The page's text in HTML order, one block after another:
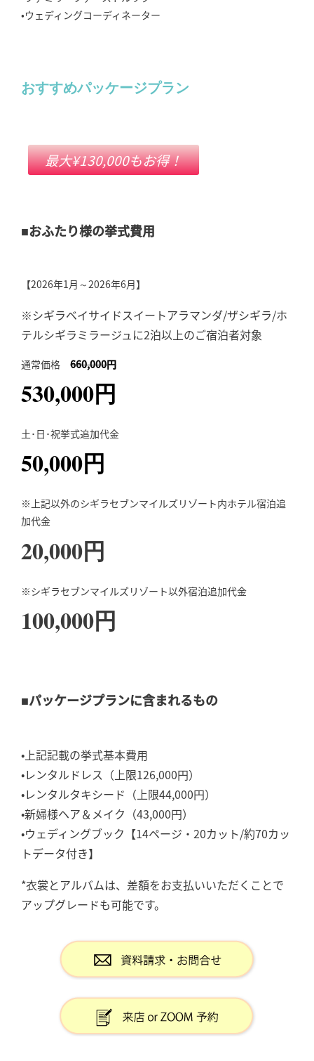
•ウェディングコーディネーター
おすすめパッケージプラン
最大¥130,000もお得！
■おふたり様の挙式費用
【2026年1月～2026年6月】
※シギラベイサイドスイートアラマンダ/ザシギラ/ホ
テルシギラミラージュに2泊以上のご宿泊者対象
通常価格 660,000円
530,000円
土･日･祝挙式追加代金
50,000円
※上記以外のシギラセブンマイルズリゾート内ホテル宿泊追
加代金
20,000円
※シギラセブンマイルズリゾート以外宿泊追加代金
100,000円
■パッケージプランに含まれるもの
•上記記載の挙式基本費用
•レンタルドレス（上限126,000円）
•レンタルタキシード（上限44,000円）
•新婦様ヘア＆メイク（43,000円）
•ウェディングブック【14ページ・20カット/約70カッ
トデータ付き】
*衣裳とアルバムは、差額をお支払いいただくことで
アップグレードも可能です。